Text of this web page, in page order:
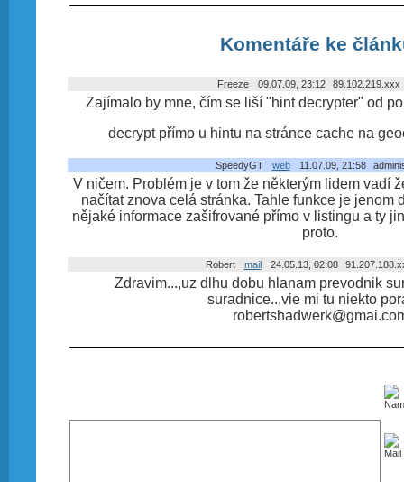
Komentáře ke
Freeze 09.07.09, 23:12 89.102.219.xxx
Zajímalo by mne, čím se liší "hint decrypter" od
decrypt přímo u hintu na stránce cache na
SpeedyGT web 11.07.09, 21:58
V ničem. Problém je v tom že některým lidem vadí
načítat znova celá stránka. Tahle funkce je jenom
nějaké informace zašifrované přímo v listingu a ty
proto.
Robert mail 24.05.13, 02:08
Zdravim...,uz dlhu dobu hlanam prevodnik
suradnice..,vie mi tu niekto